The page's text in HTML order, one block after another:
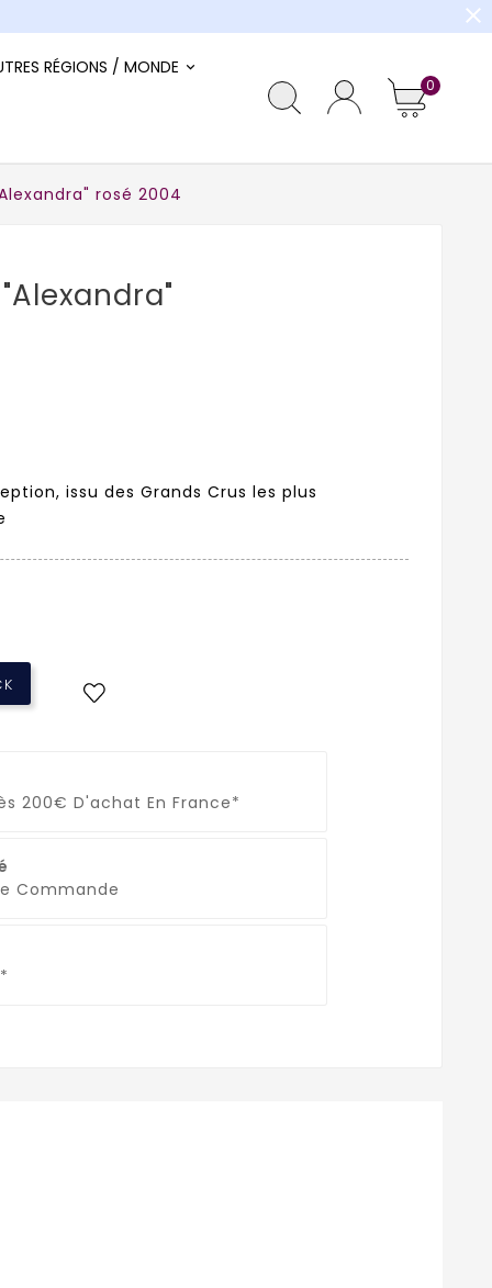
close
RÉGIONS / MONDE
0
rosé 2004
issu des Grands Crus les plus
200€ D'achat En France*
Commande